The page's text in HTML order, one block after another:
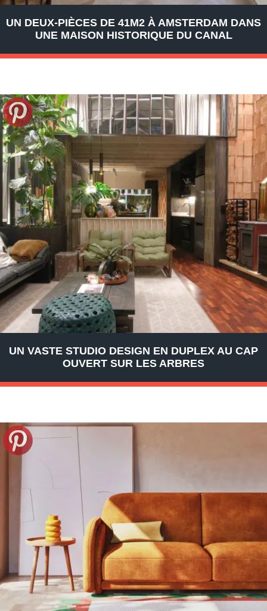
UN DEUX-PIÈCES DE 41M2 À AMSTERDAM DANS
UNE MAISON HISTORIQUE DU CANAL
UN VASTE STUDIO DESIGN EN DUPLEX AU CAP
OUVERT SUR LES ARBRES